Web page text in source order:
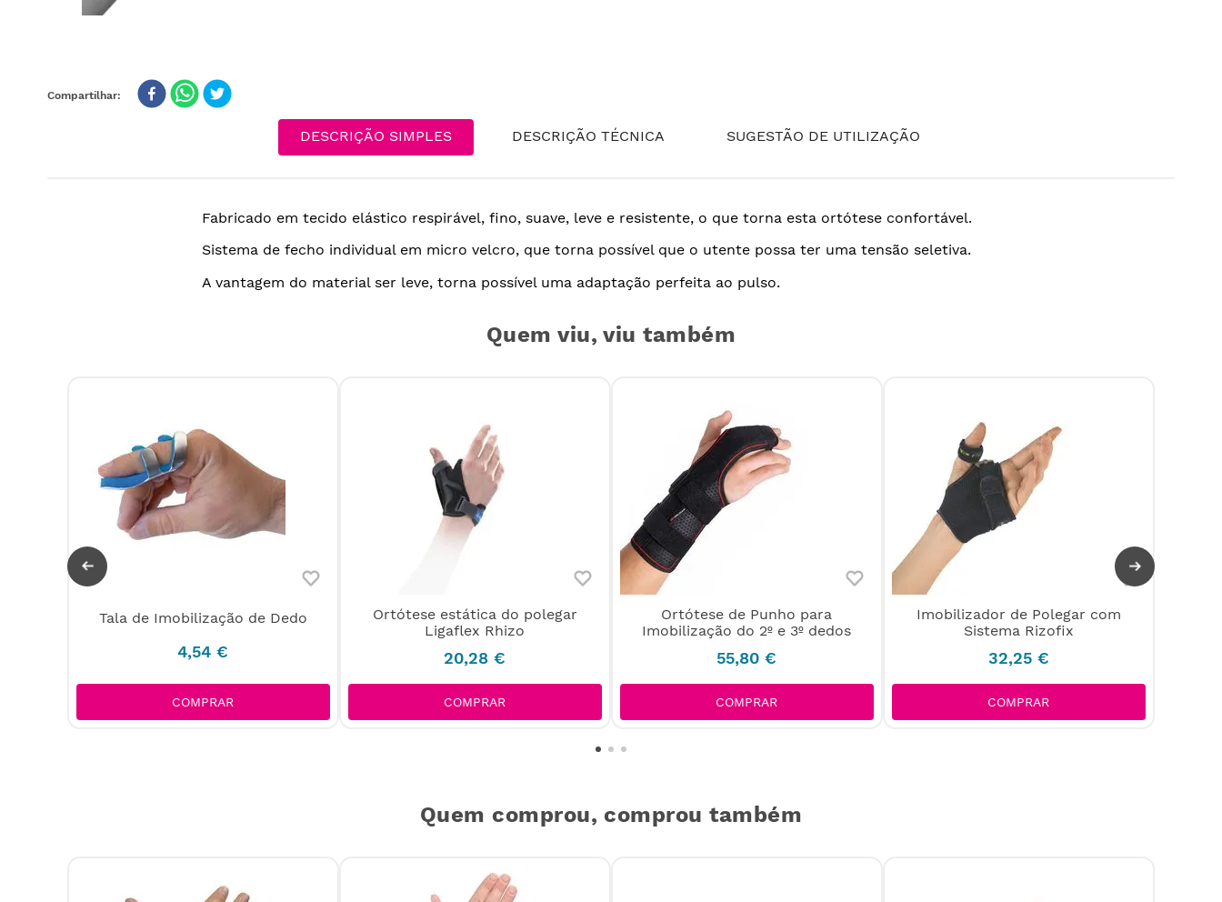
DESCRIÇÃO SIMPLES DESCRIÇÃO TÉCNICA SUGESTÃO DE UTILIZAÇÃO
Fabricado em tecido elástico respirável, fino, suave, leve e resistente, o que torna esta ortótese confortável.
Sistema de fecho individual em micro velcro, que torna possível que o utente possa ter uma tensão seletiva.
A vantagem do material ser leve, torna possível uma adaptação perfeita ao pulso.
Quem viu, viu também
Tala de Imobilização de Dedo
4,54 €
COMPRAR
Ortótese estática do polegar
Ligaflex Rhizo
20,28 €
COMPRAR
Ortótese de Punho para
Imobilização do 2º e 3º dedos
55,80 €
COMPRAR
Imobilizador de Polegar com
Sistema Rizofix
32,25 €
COMPRAR
Quem comprou, comprou também